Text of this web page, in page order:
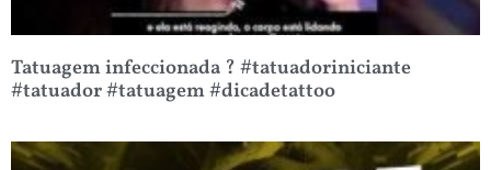
Tatuagem infeccionada ? #tatuadoriniciante
#tatuador #tatuagem #dicadetattoo